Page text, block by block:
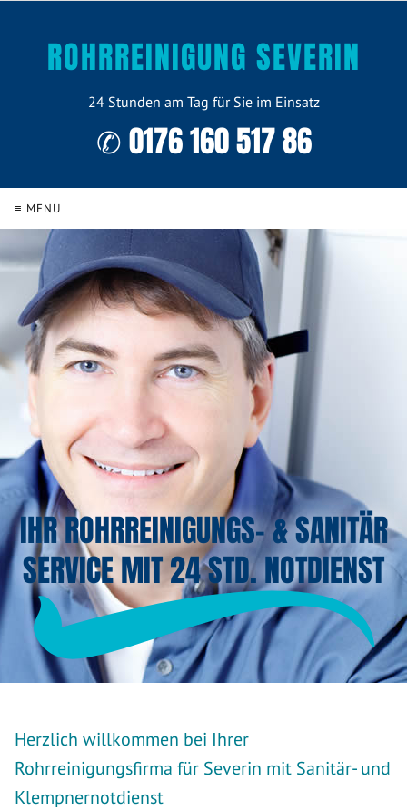
ROHRREINIGUNG SEVERIN
24 Stunden am Tag für Sie im Einsatz
✆ 0176 160 517 86
≡ MENU
IHR ROHRREINIGUNGS- & SANITÄR
SERVICE MIT 24 STD. NOTDIENST
Herzlich willkommen bei Ihrer
Rohrreinigungsfirma für Severin mit Sanitär- und
Klempnernotdienst